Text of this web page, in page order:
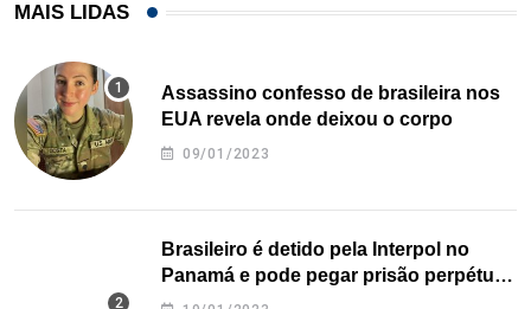
MAIS LIDAS
Assassino confesso de brasileira nos
EUA revela onde deixou o corpo
09/01/2023
Brasileiro é detido pela Interpol no
Panamá e pode pegar prisão perpétua
nos EUA